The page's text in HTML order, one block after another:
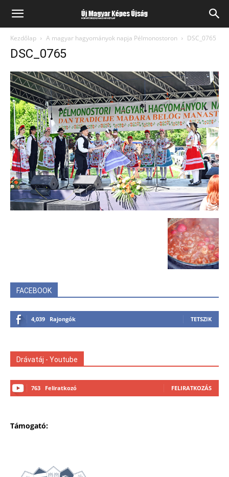
Kezdőlap A magyar hagyományok napja Pélmonostoron DSC_0765
DSC_0765
FACEBOOK
4,039 Rajongók TETSZIK
Drávatáj - Youtube
763 Feliratkozó FELIRATKOZÁS
Támogató: